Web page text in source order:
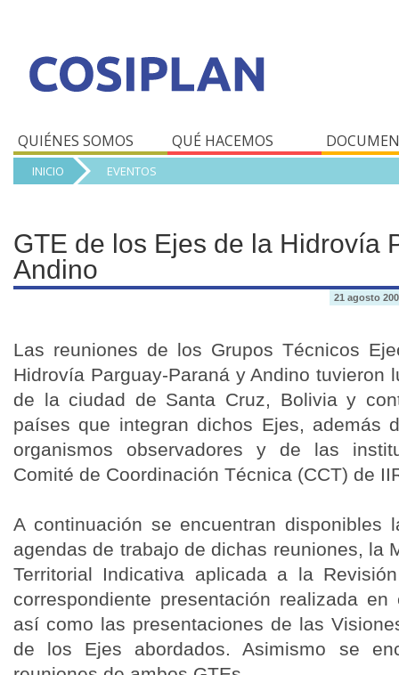
QUIÉNES SOMOS QUÉ HACEMOS
INICIO EVENTOS
GTE de los Ejes de la Hidrovía
Andino
21 agosto
Las reuniones de los Grupos Técnicos
Hidrovía Parguay-Paraná y Andino tuvieron
de la ciudad de Santa Cruz, Bolivia y
países que integran dichos Ejes, además
organismos observadores y de las
Comité de Coordinación Técnica (CCT) de
A continuación se encuentran disponibles
agendas de trabajo de dichas reuniones, la
Territorial Indicativa aplicada a la
correspondiente presentación realizada
así como las presentaciones de las
de los Ejes abordados. Asimismo se